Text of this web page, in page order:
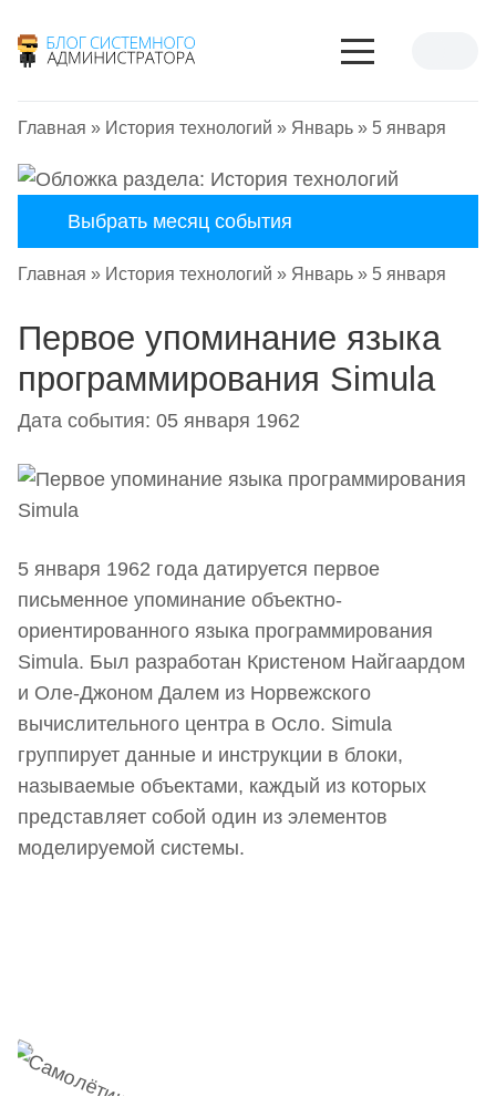
Главная » История технологий » Январь » 5 января
Выбрать месяц события
Главная » История технологий » Январь » 5 января
Первое упоминание языка
программирования Simula
Дата события: 05 января 1962
5 января 1962 года датируется первое
письменное упоминание объектно-
ориентированного языка программирования
Simula. Был разработан Кристеном Найгаардом
и Оле-Джоном Далем из Норвежского
вычислительного центра в Осло. Simula
группирует данные и инструкции в блоки,
называемые объектами, каждый из которых
представляет собой один из элементов
моделируемой системы.